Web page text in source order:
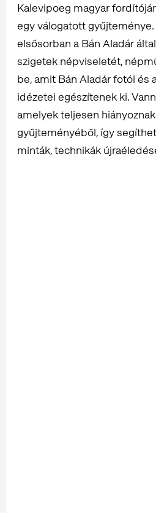
Kalevipoeg magyar
egy válogatott gyűjteménye.
elsősorban a Bán Aladár
szigetek népviseletét,
be, amit Bán Aladár fotói és
idézetei egészítenek ki.
amelyek teljesen
gyűjteményéből, így
minták, technikák